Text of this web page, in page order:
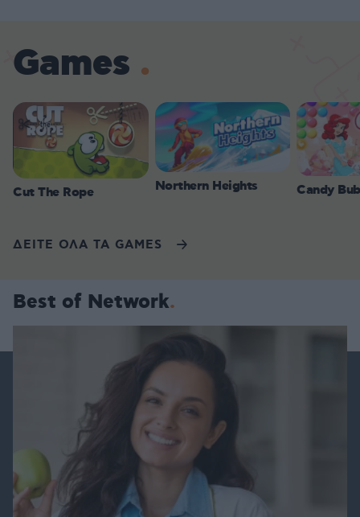
Games
Cut The Rope Northern Heights Candy
ΔΕΙΤΕ ΟΛΑ ΤΑ GAMES
Best of Network